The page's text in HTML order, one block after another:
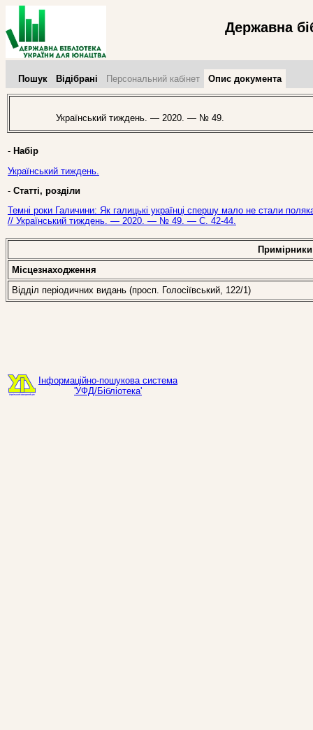
Державна
Пошук Відібрані Персональний кабінет Опис документа
Український тиждень. — 2020. — № 49.
- Набір
Український тиждень.
- Статті, розділи
Темні роки Галичини: Як галицькі українці спершу мало не стали
// Український тиждень. — 2020. — № 49. — С. 42-44.
Примірники
Місцезнаходження
Відділ періодичних видань (просп. Голосіївський, 122/1)
Інформаційно-пошукова система
'УФД/Бібліотека'